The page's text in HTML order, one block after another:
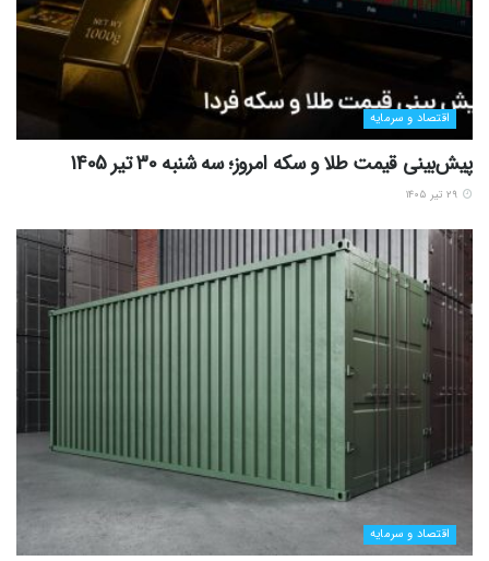
اقتصاد و سرمایه
پیش‌بینی قیمت طلا و سکه امروز؛ سه شنبه 30 تیر 1405
اقتصاد و سرمایه